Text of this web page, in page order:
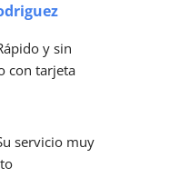
y sin
con tarjeta
servicio muy